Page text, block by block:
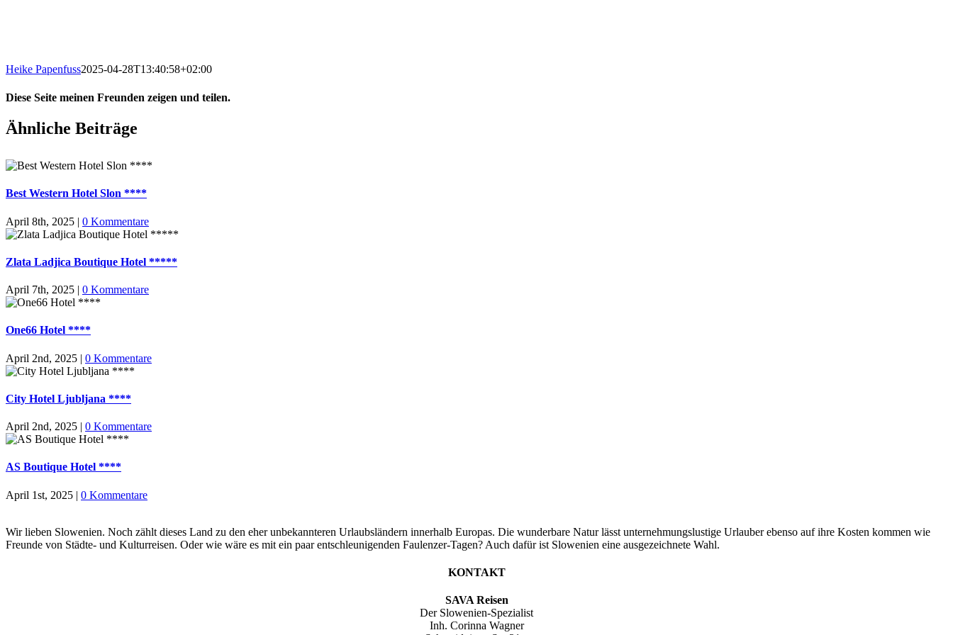
Heike Papenfuss2025-04-28T13:40:58+02:00
Diese Seite meinen Freunden zeigen und teilen.
Facebook
X
LinkedIn
WhatsApp
Tumblr
Pinterest
Ähnliche Beiträge
Best Western Hotel Slon ****
April 8th, 2025 | 0 Kommentare
Zlata Ladjica Boutique Hotel *****
April 7th, 2025 | 0 Kommentare
One66 Hotel ****
April 2nd, 2025 | 0 Kommentare
City Hotel Ljubljana ****
April 2nd, 2025 | 0 Kommentare
AS Boutique Hotel ****
April 1st, 2025 | 0 Kommentare
Wir lieben Slowenien. Noch zählt dieses Land zu den eher unbekannteren Urlaubsländern innerhalb Europas. Die wunderbare Natur lässt unternehmungslustige Urlauber ebenso auf ihre Kosten kommen wie
Freunde von Städte- und Kulturreisen. Oder wie wäre es mit ein paar entschleunigenden Faulenzer-Tagen? Auch dafür ist Slowenien eine ausgezeichnete Wahl.
KONTAKT
SAVA Reisen
Der Slowenien-Spezialist
Inh. Corinna Wagner